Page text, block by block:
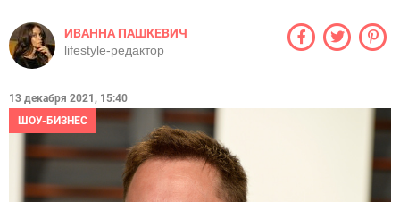
ИВАННА ПАШКЕВИЧ
lifestyle-редактор
13 декабря 2021, 15:40
ШОУ-БИЗНЕС